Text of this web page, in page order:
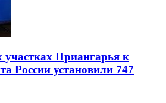
Приангарья к
России установили 747